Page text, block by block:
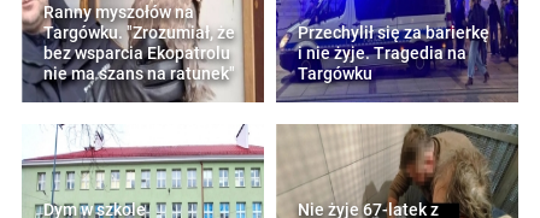
Ranny myszołów na
Targówku. "Zrozumiał, że
bez wsparcia Ekopatrolu
nie ma szans na ratunek"
Przechylił się za barierkę
i nie żyje. Tragedia na
Targówku
Dym w szkole
Nie żyje 67-latek z